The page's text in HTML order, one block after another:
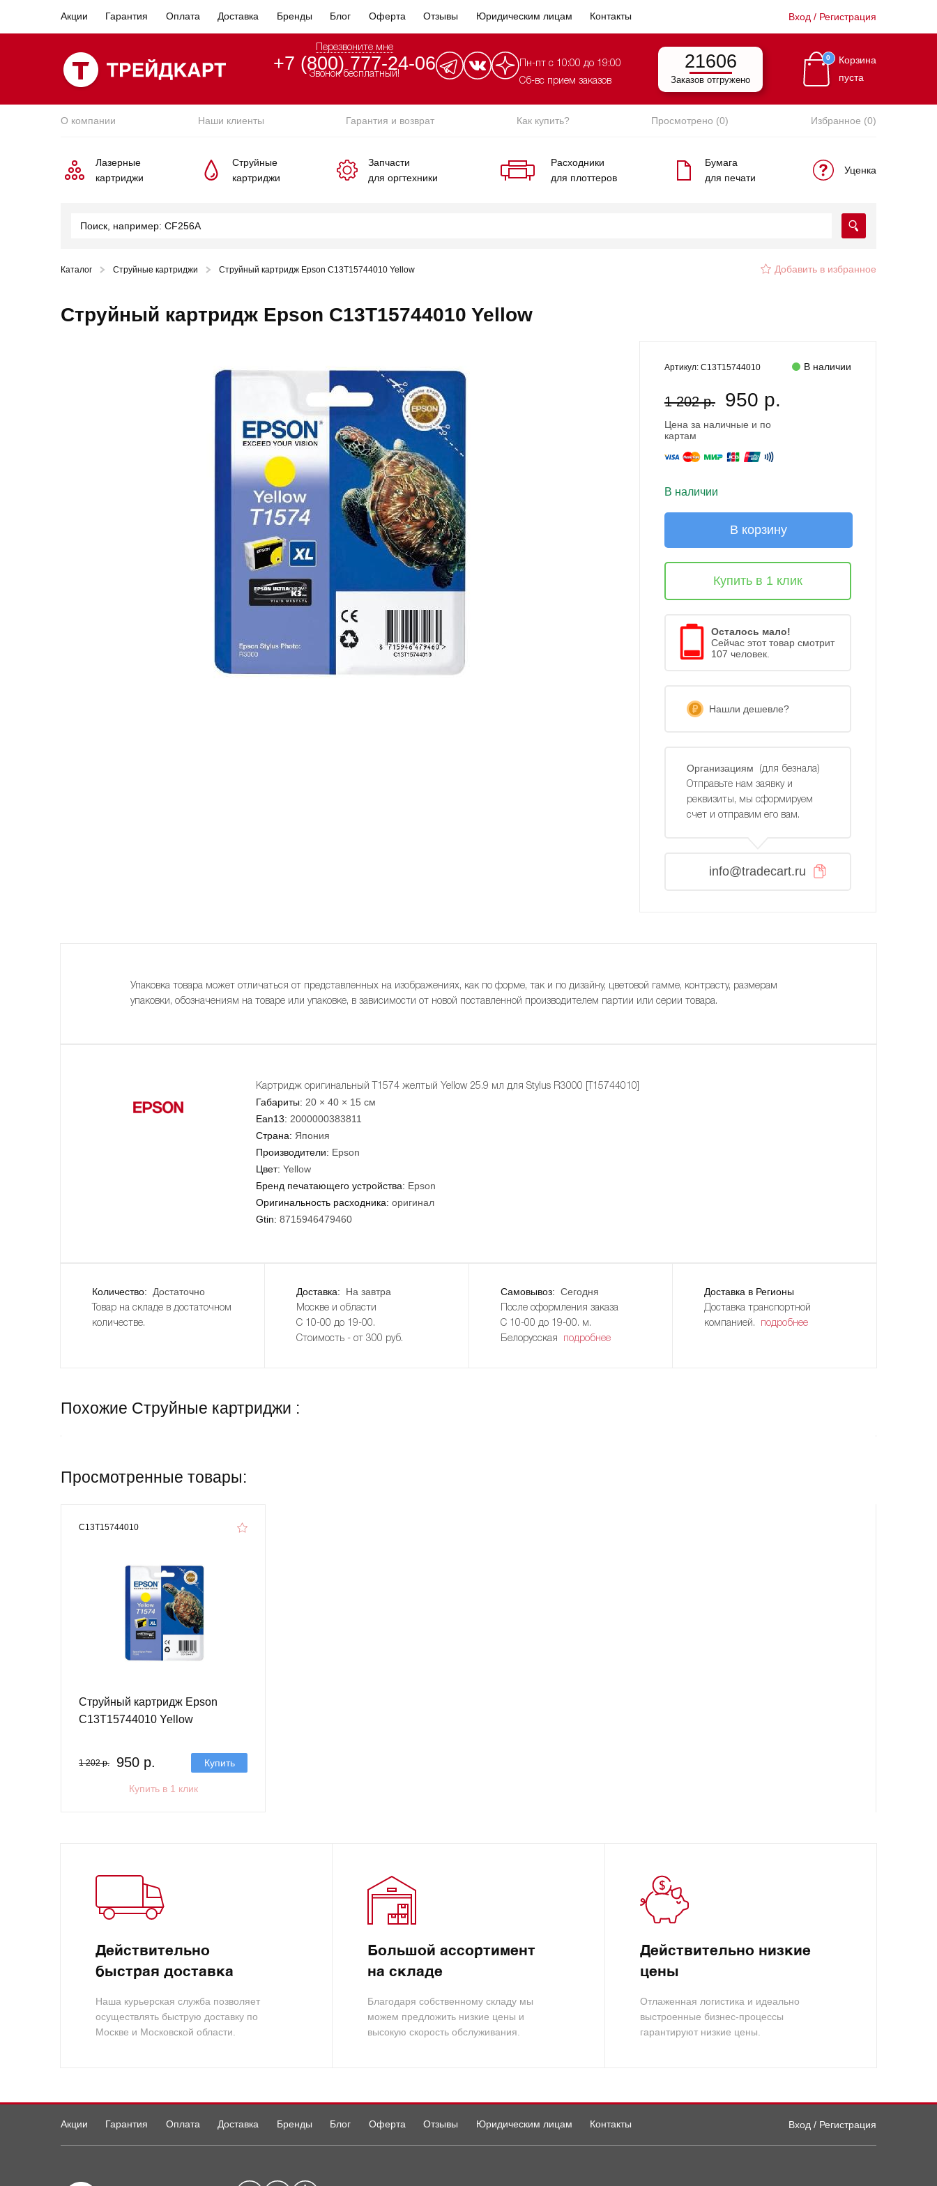
Акции Гарантия Оплата Доставка Бренды Блог Оферта Отзывы Юридическим лицам Контакты Вход / Регистрация
Перезвоните мне
+7 (800) 777-24-06
Звонок бесплатный!
Пн-пт с 10:00 до 19:00
Сб-вс прием заказов
21606
Заказов отгружено
0
Корзина
пуста
О компании Наши клиенты Гарантия и возврат Как купить? Просмотрено (0) Избранное (0)
Лазерные
картриджи
Струйные
картриджи
Запчасти
для оргтехники
Расходники
для плоттеров
Бумага
для печати
Уценка
Каталог Струйные картриджи Струйный картридж Epson C13T15744010 Yellow Добавить в избранное
Струйный картридж Epson C13T15744010 Yellow
Артикул: C13T15744010 В наличии
1 202 р. 950 р.
Цена за наличные и по
картам
В наличии
В корзину
Купить в 1 клик
Осталось мало!
Сейчас этот товар смотрит
107 человек.
Нашли дешевле?
Организациям
(для безнала)
Отправьте нам заявку и
реквизиты, мы сформируем
счет и отправим его вам.
info@tradecart.ru
Упаковка товара может отличаться от представленных на изображениях, как по форме, так и по дизайну, цветовой гамме, контрасту, размерам
упаковки, обозначениям на товаре или упаковке, в зависимости от новой поставленной производителем партии или серии товара.
Картридж оригинальный T1574 желтый Yellow 25.9 мл для Stylus R3000 [T15744010]
Габариты: 20 × 40 × 15 см
Ean13: 2000000383811
Страна: Япония
Производители: Epson
Цвет: Yellow
Бренд печатающего устройства: Epson
Оригинальность расходника: оригинал
Gtin: 8715946479460
Количество: Достаточно
Товар на складе в достаточном
количестве.
Доставка: На завтра
Москве и области
С 10-00 до 19-00.
Стоимость - от 300 руб.
Самовывоз: Сегодня
После оформления заказа
С 10-00 до 19-00. м.
Белорусская
подробнее
Доставка в Регионы
Доставка транспортной
компанией. подробнее
Похожие Струйные картриджи :
Просмотренные товары:
C13T15744010
Струйный картридж Epson
C13T15744010 Yellow
1 202 р. 950 р. Купить
Купить в 1 клик
Действительно
быстрая доставка
Наша курьерская служба позволяет
осуществлять быструю доставку по
Москве и Московской области.
Большой ассортимент
на складе
Благодаря собственному складу мы
можем предложить низкие цены и
высокую скорость обслуживания.
Действительно низкие
цены
Отлаженная логистика и идеально
выстроенные бизнес-процессы
гарантируют низкие цены.
Акции Гарантия Оплата Доставка Бренды Блог Оферта Отзывы Юридическим лицам Контакты Вход / Регистрация